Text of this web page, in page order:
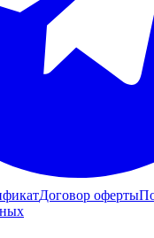
Договор оферты